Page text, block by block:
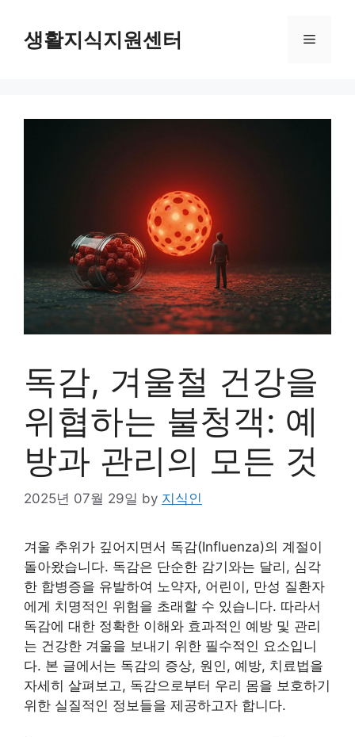
content생활지식지원센터 Menu
독감, 겨울철 건강을
위협하는 불청객: 예
방과 관리의 모든 것
2025년 07월 29일 by 지식인
겨울 추위가 깊어지면서 독감(Influenza)의 계절이
돌아왔습니다. 독감은 단순한 감기와는 달리, 심각
한 합병증을 유발하여 노약자, 어린이, 만성 질환자
에게 치명적인 위험을 초래할 수 있습니다. 따라서
독감에 대한 정확한 이해와 효과적인 예방 및 관리
는 건강한 겨울을 보내기 위한 필수적인 요소입니
다. 본 글에서는 독감의 증상, 원인, 예방, 치료법을
자세히 살펴보고, 독감으로부터 우리 몸을 보호하기
위한 실질적인 정보들을 제공하고자 합니다.